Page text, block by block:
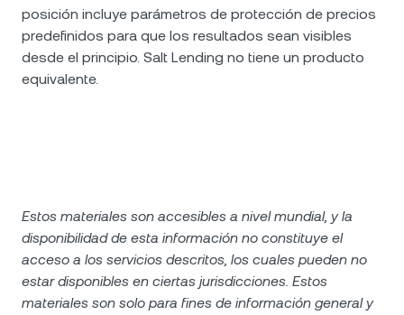
posición incluye parámetros de protección de precios
predefinidos para que los resultados sean visibles
desde el principio. Salt Lending no tiene un producto
equivalente.
Estos materiales son accesibles a nivel mundial, y la
disponibilidad de esta información no constituye el
acceso a los servicios descritos, los cuales pueden no
estar disponibles en ciertas jurisdicciones. Estos
materiales son solo para fines de información general y